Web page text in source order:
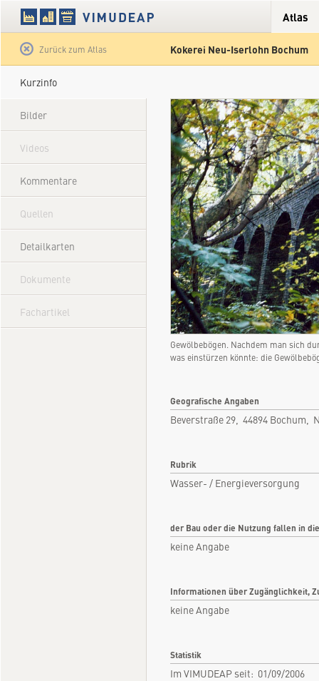
Atlas
Zurück zum Atlas Kokerei Neu-Iserlohn Bochum
Kurzinfo
Bilder
Videos
Kommentare
Quellen
Detailkarten
Dokumente
Fachartikel
Gewölbebögen. Nachdem man sich
was einstürzen könnte: die
Geografische Angaben
Beverstraße 29, 44894
Rubrik
Wasser- / Energieversorgung
der Bau oder die Nutzung fallen in
keine Angabe
Informationen über Zugänglichkeit,
keine Angabe
Statistik
Im VIMUDEAP seit: 01/09/2006
Satellit Hybrid Gelände Straße